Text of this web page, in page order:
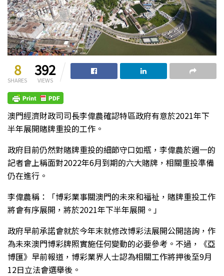
8
SHARES
392
VIEWS
澳門經濟財政司司長李偉農確認特區政府有意於2021年下
半年展開賭牌重投的工作。
政府目前仍然對賭牌重投的細節守口如瓶，李偉農於週一的
記者會上稱面對2022年6月到期的六大賭牌，相關重投準備
仍在進行。
李偉農稱：「博彩業事關澳門的未來和福祉，賭牌重投工作
將會有序展開，將於2021年下半年展開。」
政府早前承諾會就於今年末就修改博彩法展開公開諮詢，作
為未來澳門博彩牌照實施任何變動的必要參考。不過，《亞
博匯》早前報道，博彩業界人士認為相關工作將押後至9月
12日立法會選舉後。